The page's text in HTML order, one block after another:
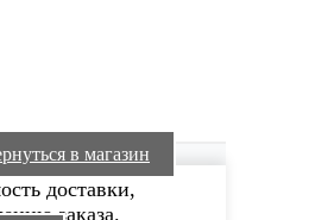
в магазин
доставки,
заказа.